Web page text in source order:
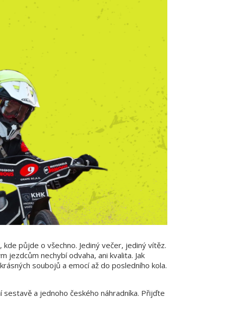
půjde o všechno. Jediný večer, jediný vítěz.
jezdcům nechybí odvaha, ani kvalita. Jak
soubojů a emocí až do posledního kola.
a jednoho českého náhradníka. Přijďte